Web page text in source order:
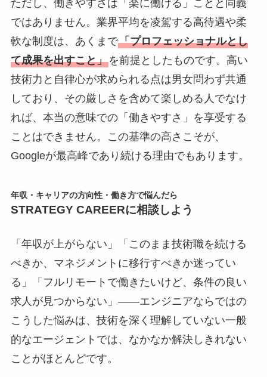
ただし、働きやすさは「楽に働ける」ことと同義
ではありません。業界平均を凌駕する高待遇や柔
軟な制度は、あくまで「プロフェッショナルとし
て成果を出すこと」を前提としたものです。高い
技術力と自律心が求められる点は男女問わず共通
しており、その厳しさを含めて楽しめる人でなけ
れば、本当の意味での「働きやすさ」を享受する
ことはできません。この基準の高さこそが、
Googleが最高峰であり続ける理由でもあります。
年収・キャリアの方向性・働き方で悩んだら
STRATEGY CAREERに相談しよう
「年収が上がらない」「このまま技術職を続ける
べきか、マネジメントに移行すべきか迷ってい
る」「フルリモートで働きたいけど、条件の良い
求人が見つからない」――エンジニアならではの
こうした悩みは、技術を深く理解していない一般
的なエージェントでは、なかなか解決しきれない
ことがほとんどです。